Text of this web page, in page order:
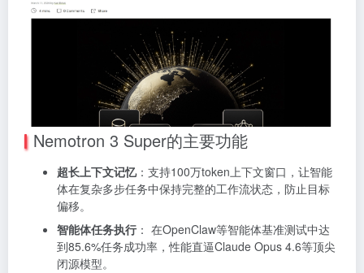
Nemotron 3 Super的主要功能
超长上下文记忆：支持100万token上下文窗口，让智能
体在复杂多步任务中保持完整的工作流状态，防止目标
偏移。
智能体任务执行 ： 在OpenClaw等智能体基准测试中达
到85.6%任务成功率，性能直逼Claude Opus 4.6等顶尖
闭源模型。